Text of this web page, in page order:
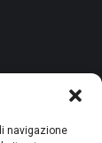
navigazione